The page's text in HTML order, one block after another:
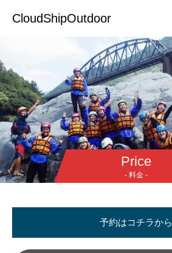
CloudShipOutdoor
Price
- 料金 -
予約はコチラから